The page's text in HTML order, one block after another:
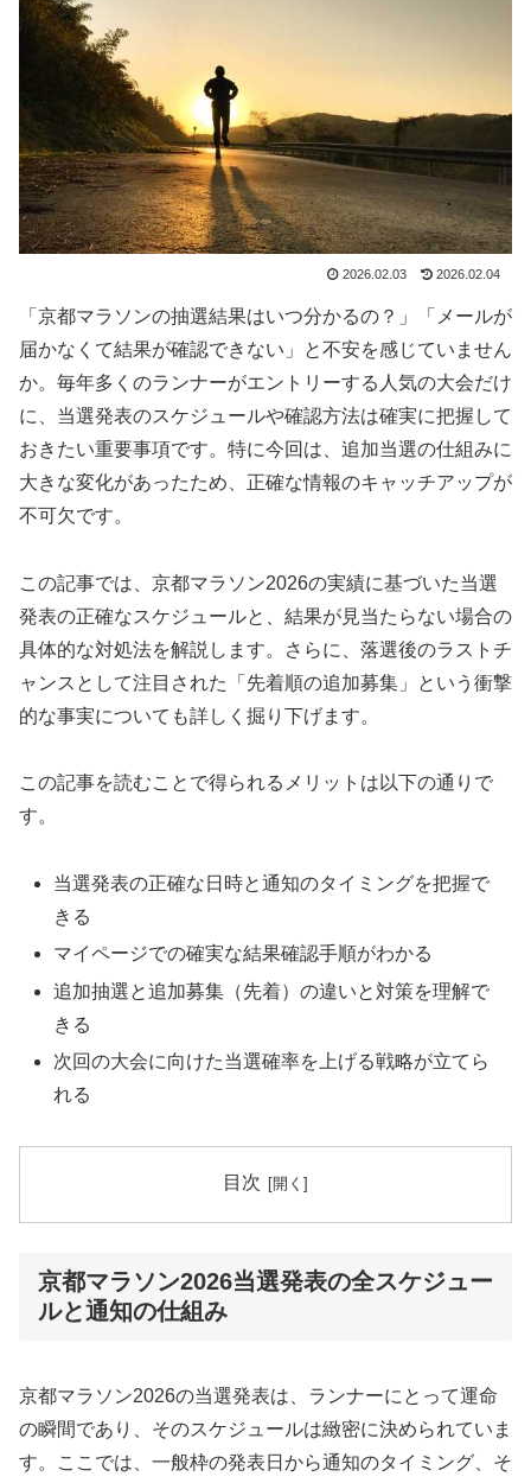
2026.02.03 2026.02.04
「京都マラソンの抽選結果はいつ分かるの？」「メールが
届かなくて結果が確認できない」と不安を感じていません
か。毎年多くのランナーがエントリーする人気の大会だけ
に、当選発表のスケジュールや確認方法は確実に把握して
おきたい重要事項です。特に今回は、追加当選の仕組みに
大きな変化があったため、正確な情報のキャッチアップが
不可欠です。
この記事では、京都マラソン2026の実績に基づいた当選
発表の正確なスケジュールと、結果が見当たらない場合の
具体的な対処法を解説します。さらに、落選後のラストチ
ャンスとして注目された「先着順の追加募集」という衝撃
的な事実についても詳しく掘り下げます。
この記事を読むことで得られるメリットは以下の通りで
す。
当選発表の正確な日時と通知のタイミングを把握で
きる
マイページでの確実な結果確認手順がわかる
追加抽選と追加募集（先着）の違いと対策を理解で
きる
次回の大会に向けた当選確率を上げる戦略が立てら
れる
目次
京都マラソン2026当選発表の全スケジュー
ルと通知の仕組み
京都マラソン2026の当選発表は、ランナーにとって運命
の瞬間であり、そのスケジュールは緻密に決められていま
す。ここでは、一般枠の発表日から通知のタイミング、そ